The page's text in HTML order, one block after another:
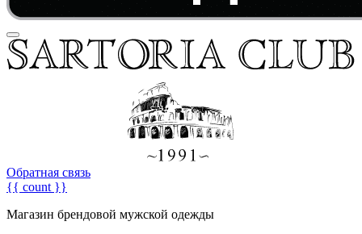
Обратная связь
{{ count }}
Магазин брендовой мужской одежды